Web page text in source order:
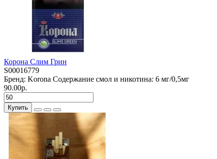
Корона Слим Грин
S00016779
Бренд: Korona Содержание смол и никотина: 6 мг/0,5мг
90.00р.
Купить